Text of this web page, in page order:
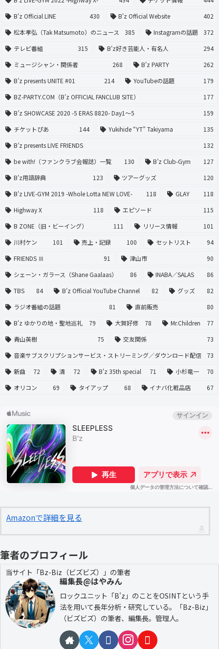
B'z Official LINE
430 B'z Official Website
402
松本孝弘（Tak Matsumoto）のニュース
385 Instagramの話題
372
テレビ番組
315 B'z好き芸能人・有名人
294
ミュージシャン・関係者
268 B'z PARTY
262
B’z presents UNITE #01
214 YouTubeの話題
179
BZ-PARTY.COM（B'z OFFICIAL FANCLUB SITE）
177
B’z SHOWCASE 2020 -5 ERAS 8820- Day1〜5
159
チケットぴあ
144 Yukihide “YT” Takiyama
135
B’z presents LIVE FRIENDS
132
be with!（ファンクラブ会報誌）一覧
130 B’z Club-Gym
127
B'z用語辞典
123 ツアーグッズ
120
B'z LIVE-GYM 2019 -Whole Lotta NEW LOVE-
118 GLAY
118
Highway X
118 エピソード
115
B ZONE（旧・ビーイング）
111 リリース情報
101
川村ケン
101 売上・記録 100 セットリスト
94
FRIENDS Ⅲ
91 津山市
90
シェーン・ガラース（Shane Gaalaas）
86 INABA／SALAS
86
TBS
84 B'z Official YouTube Channel 82 グッズ
82
ラジオ番組の話題
81 直前販売
80
B'z ゆかりの地・聖地巡礼
79 大賀好修 78 Mr.Children
77
青山英樹
75 交友関係
73
音楽サブスクリプションサービス・ストリーミング／ダウンロード配信
73
新曲
72 清 72 B'z 35th special 71 小杉竜一
70
オリコン
69 タイアップ 68 イナバ化粧品店 67
Amazonで詳細を見る
筆者のプロフィール
当サイト「Bz-Biz（ビズビズ）」の筆者
編集長@はやみん
ロックユニット「B'z」のことをOSINTという手
法を用いて長年分析・研究している。「Bz-Biz」
（ビズビズ）の筆者、編集長。管理人。